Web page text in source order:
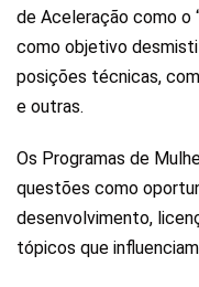
de Aceleração como o
como objetivo
posições técnicas,
e outras.
Os Programas de
questões como
desenvolvimento,
tópicos que